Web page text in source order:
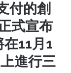
付的創
式宣布
11月1
進行三